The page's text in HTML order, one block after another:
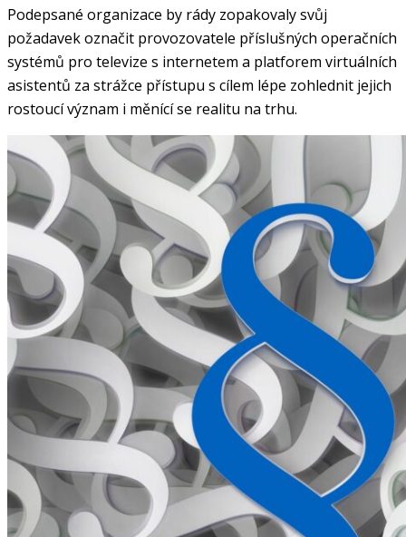
Podepsané organizace by rády zopakovaly svůj
požadavek označit provozovatele příslušných operačních
systémů pro televize s internetem a platforem virtuálních
asistentů za strážce přístupu s cílem lépe zohlednit jejich
rostoucí význam i měnící se realitu na trhu.